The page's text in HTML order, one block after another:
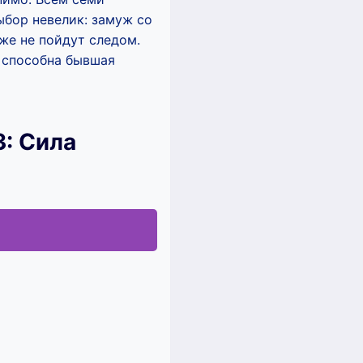
невелик: замуж со
не пойдут следом.
бывшая
Сила